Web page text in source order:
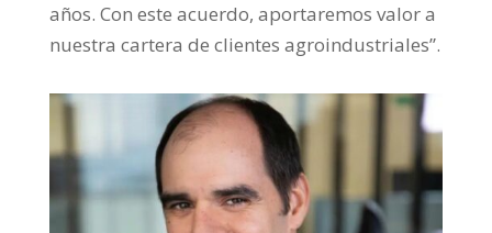
años. Con este acuerdo, aportaremos valor a
nuestra cartera de clientes agroindustriales”.